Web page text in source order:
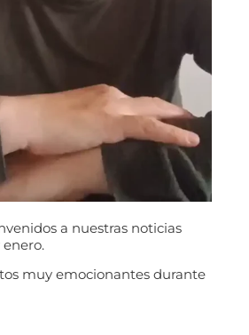
a nuestras noticias
muy emocionantes durante